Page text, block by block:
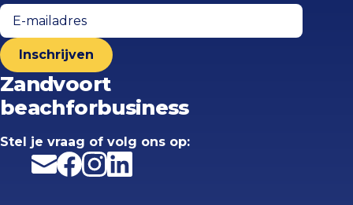
E-
mailadres
(Vereist)
Zandvoort
beachforbusiness
Stel je vraag of volg ons op:
E-mailFacebook
Instagram
LinkedIn